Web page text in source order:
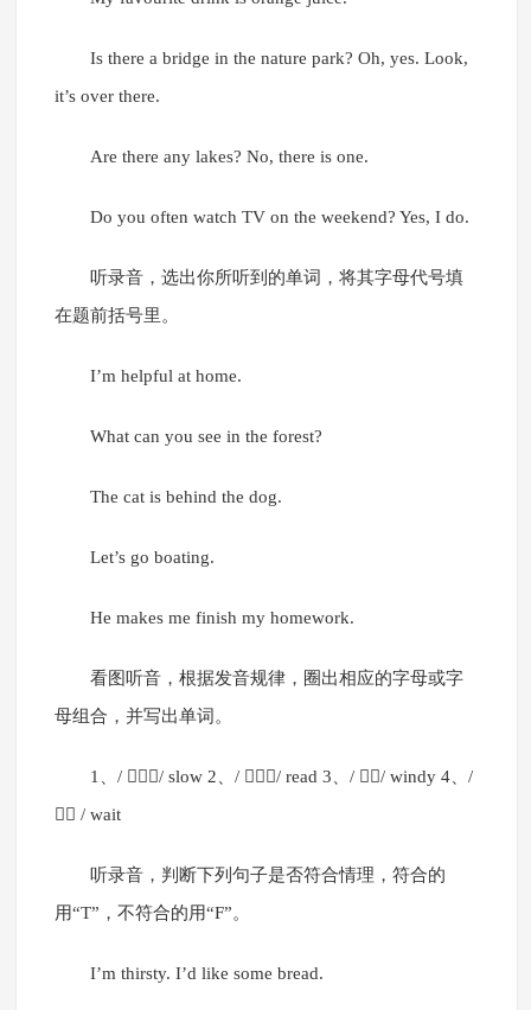
Is there a bridge in the nature park? Oh, yes. Look,
it’s over there.
Are there any lakes? No, there is one.
Do you often watch TV on the weekend? Yes, I do.
听录音，选出你所听到的单词，将其字母代号填
在题前括号里。
I’m helpful at home.
What can you see in the forest?
The cat is behind the dog.
Let’s go boating.
He makes me finish my homework.
看图听音，根据发音规律，圈出相应的字母或字
母组合，并写出单词。
1、/ / slow 2、/ / read 3、/ / windy 4、/
 / wait
听录音，判断下列句子是否符合情理，符合的
用“T”，不符合的用“F”。
I’m thirsty. I’d like some bread.